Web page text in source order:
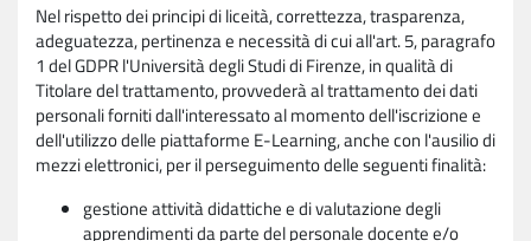
Nel rispetto dei principi di liceità, correttezza, trasparenza,
adeguatezza, pertinenza e necessità di cui all'art. 5, paragrafo
1 del GDPR l'Università degli Studi di Firenze, in qualità di
Titolare del trattamento, provvederà al trattamento dei dati
personali forniti dall'interessato al momento dell'iscrizione e
dell'utilizzo delle piattaforme E-Learning, anche con l'ausilio di
mezzi elettronici, per il perseguimento delle seguenti finalità:
gestione attività didattiche e di valutazione degli
apprendimenti da parte del personale docente e/o